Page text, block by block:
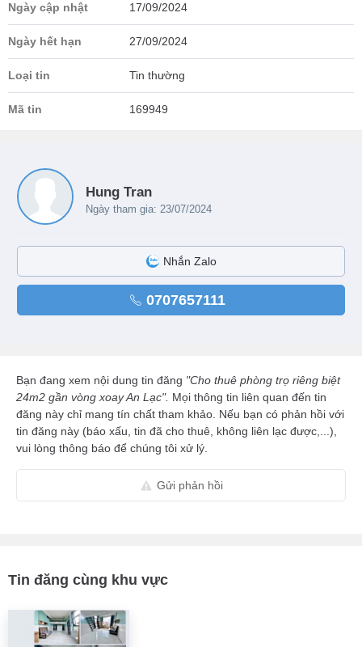
Ngày cập nhật 17/09/2024
Ngày hết hạn 27/09/2024
Loại tin Tin thường
Mã tin 169949
Hung Tran
Ngày tham gia: 23/07/2024
Nhắn Zalo
0707657111
Bạn đang xem nội dung tin đăng "Cho thuê phòng trọ riêng biệt
24m2 gần vòng xoay An Lạc". Mọi thông tin liên quan đến tin
đăng này chỉ mang tín chất tham khảo. Nếu bạn có phản hồi với
tin đăng này (báo xấu, tin đã cho thuê, không liên lạc được,...),
vui lòng thông báo để chúng tôi xử lý.
Gửi phản hồi
Tin đăng cùng khu vực